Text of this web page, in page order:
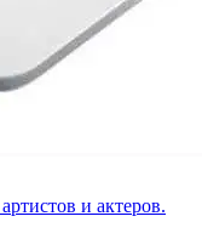
и актеров.